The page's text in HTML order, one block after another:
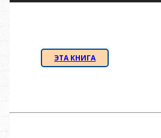
ЭТА КНИГА